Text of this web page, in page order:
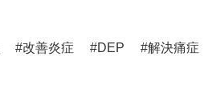
改善炎症 DEP 解決痛症